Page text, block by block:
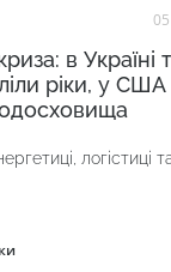
в Україні
ріки, у США
логістиці